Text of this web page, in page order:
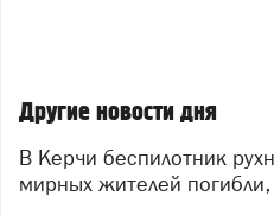
Другие новости дня
В Керчи беспилотник рухнул на пятиэтажку: двое
мирных жителей